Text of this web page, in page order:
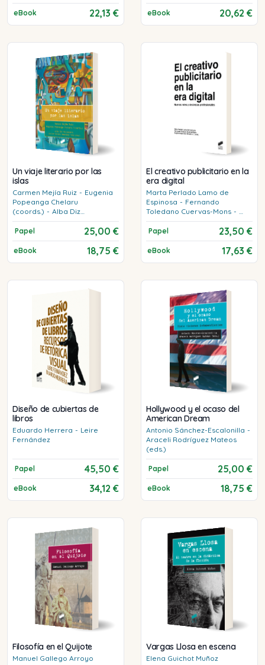
eBook 22,13 € eBook 20,62 €
Un viaje literario por las
islas
Carmen Mejía Ruiz - Eugenia
Popeanga Chelaru
(coords.) - Alba Diz
Villanueva - Javier Rivero
Grandoso (editores)
Papel 25,00 €
eBook 18,75 €
El creativo publicitario en la
era digital
Marta Perlado Lamo de
Espinosa - Fernando
Toledano Cuervas-Mons -
Begoña Miguel San Emeterio
(Coords.)
Papel 23,50 €
eBook 17,63 €
Diseño de cubiertas de
libros
Eduardo Herrera - Leire
Fernández
Papel 45,50 €
eBook 34,12 €
Hollywood y el ocaso del
American Dream
Antonio Sánchez-Escalonilla -
Araceli Rodríguez Mateos
(eds.)
Papel 25,00 €
eBook 18,75 €
Filosofía en el Quijote
Manuel Gallego Arroyo
Vargas Llosa en escena
Elena Guichot Muñoz